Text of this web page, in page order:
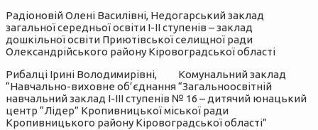
Радіоновій Олені Василівні, Недогарський заклад
загальної середньої освіти І-ІІ ступенів – заклад
дошкільної освіти Приютівської селищної ради
Олександрійського району Кіровоградської області
Рибалці Ірині Володимирівні, Комунальний заклад
“Навчально-виховне об’єднання “Загальноосвітній
навчальний заклад І-ІІІ ступенів № 16 – дитячий юнацький
центр “Лідер” Кропивницької міської ради
Кропивницького району Кіровоградської області”